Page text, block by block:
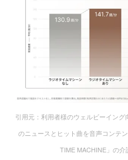
引用元：利用者様のウェルビーイン
のニュースとヒット曲を音声コンテ
TIME MACHINE」の